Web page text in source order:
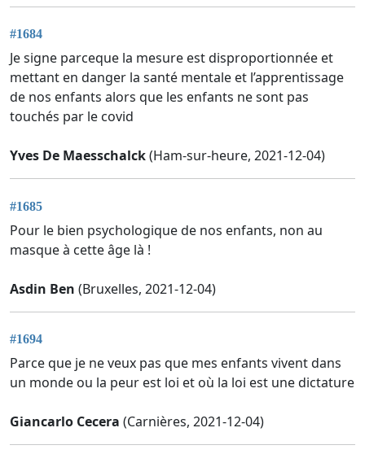
#1684
Je signe parceque la mesure est disproportionnée et
mettant en danger la santé mentale et l’apprentissage
de nos enfants alors que les enfants ne sont pas
touchés par le covid
Yves De Maesschalck(Ham-sur-heure, 2021-12-04)
#1685
Pour le bien psychologique de nos enfants, non au
masque à cette âge là !
Asdin Ben (Bruxelles, 2021-12-04)
#1694
Parce que je ne veux pas que mes enfants vivent dans
un monde ou la peur est loi et où la loi est une dictature
Giancarlo Cecera (Carnières, 2021-12-04)